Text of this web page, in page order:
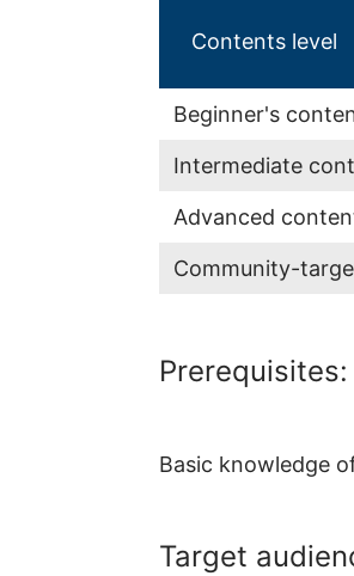
Contents level
Beginner's
Intermediate
Advanced
Community-
Prerequisites:
Basic knowledge
Target